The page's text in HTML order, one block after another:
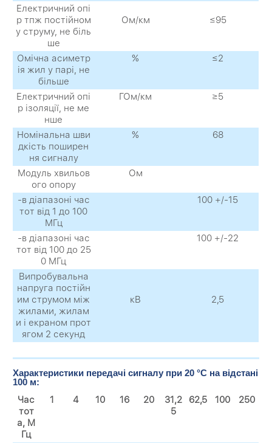
Електричний опі
р тпж постійном
у струму, не біль
ше
Ом/км ≤95
Омічна асиметр
ія жил у парі, не
більше
% ≤2
Електричний опі
р ізоляції, не ме
нше
ГОм/км ≥5
Номінальна шви
дкість поширен
ня сигналу
% 68
Модуль хвильов
ого опору
Ом
-в діапазоні час
тот від 1 до 100
МГц
100 +/-15
-в діапазоні час
тот від 100 до 25
0 МГц
100 +/-22
Випробувальна
напруга постійн
им струмом між
жилами, жилам
и і екраном прот
ягом 2 секунд
кВ 2,5
Характеристики передачі сигналу при 20 °C на відстані
100 м:
Час
тот
а, М
Гц
1 4 10 16 20
31,2
5
62,5 100 250